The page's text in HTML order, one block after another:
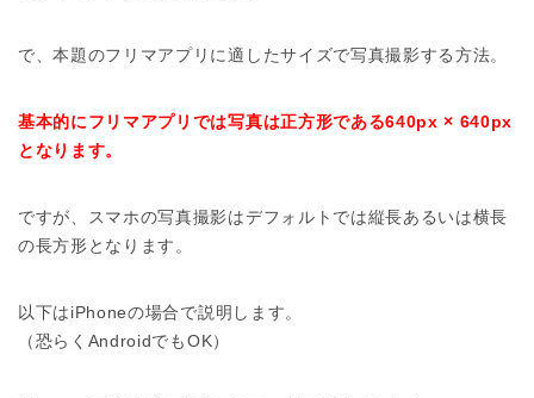
で、本題のフリマアプリに適したサイズで写真撮影する方法。
基本的にフリマアプリでは写真は正方形である640px × 640px
となります。
ですが、スマホの写真撮影はデフォルトでは縦長あるいは横長
の長方形となります。
以下はiPhoneの場合で説明します。
（恐らくAndroidでもOK）